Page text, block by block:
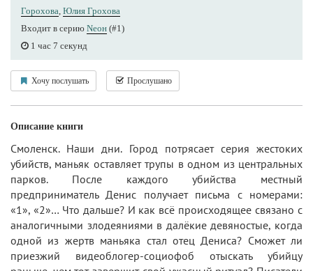
Горохова Юлия Грохова
Входит в серию Nеон (#1)
1 час 7 секунд
Хочу послушать Прослушано
Описание книги
Смоленск. Наши дни. Город потрясает серия жестоких
убийств, маньяк оставляет трупы в одном из центральных
парков. После каждого убийства местный
предприниматель Денис получает письма с номерами:
«1», «2»… Что дальше? И как всё происходящее связано с
аналогичными злодеяниями в далёкие девяностые, когда
одной из жертв маньяка стал отец Дениса? Сможет ли
приезжий видеоблогер-социофоб отыскать убийцу